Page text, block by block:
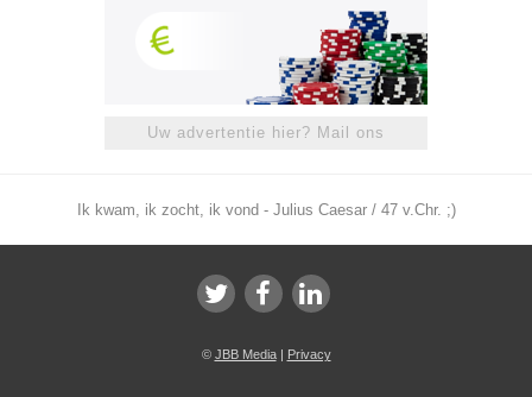
Uw advertentie hier? Mail ons
Ik kwam, ik zocht, ik vond - Julius Caesar / 47 v.Chr. ;)
© JBB Media| Privacy